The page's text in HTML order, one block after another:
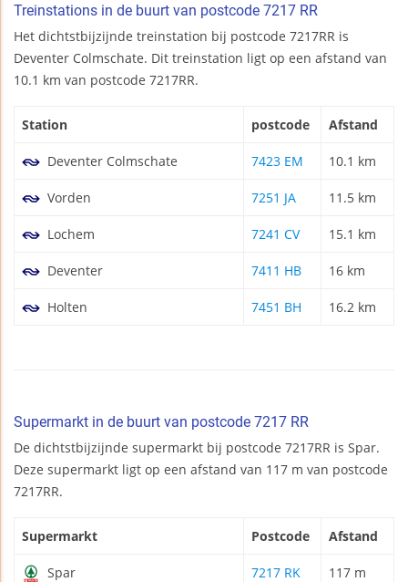
Treinstations in de buurt van postcode 7217 RR
Het dichtstbijzijnde treinstation bij postcode 7217RR is
Deventer Colmschate. Dit treinstation ligt op een afstand van
10.1 km van postcode 7217RR.
Station postcode Afstand
Deventer Colmschate 7423 EM 10.1 km
Vorden 7251 JA 11.5 km
Lochem 7241 CV 15.1 km
Deventer 7411 HB 16 km
Holten 7451 BH 16.2 km
Supermarkt in de buurt van postcode 7217 RR
De dichtstbijzijnde supermarkt bij postcode 7217RR is Spar.
Deze supermarkt ligt op een afstand van 117 m van postcode
7217RR.
Supermarkt Postcode Afstand
Spar 7217 RK 117 m